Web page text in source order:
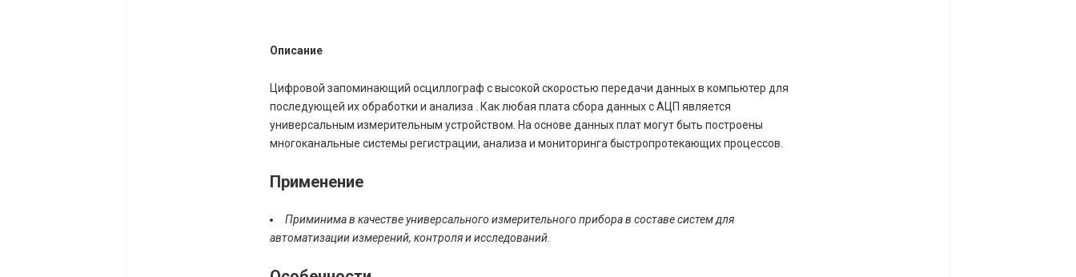
Описание
Цифровой запоминающий осциллограф с высокой скоростью передачи данных в компьютер для
последующей их обработки и анализа . Как любая плата сбора данных с АЦП является
универсальным измерительным устройством. На основе данных плат могут быть построены
многоканальные системы регистрации, анализа и мониторинга быстропротекающих процессов.
Применение
Приминима в качестве универсального измерительного прибора в составе систем для
автоматизации измерений, контроля и исследований.